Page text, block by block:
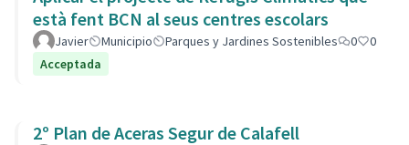
està fent BCN al seus centres escolars
Javier Municipio Parques y Jardines Sostenibles 0
0
Acceptada
2º Plan de Aceras Segur de Calafell